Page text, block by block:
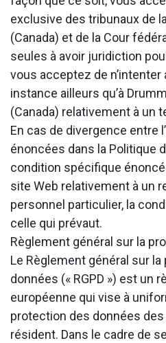
exclusive des tribunaux de
(Canada) et de la Cour
seules à avoir juridiction
vous acceptez de n’intenter
instance ailleurs qu’à
(Canada) relativement à un
En cas de divergence entre
énoncées dans la Politique
condition spécifique
site Web relativement à un
personnel particulier, la
celle qui prévaut.
Règlement général sur la
Le Règlement général sur
données (« RGPD ») est un
européenne qui vise à
protection des données
résident. Dans le cadre de